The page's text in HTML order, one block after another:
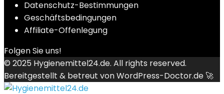
Datenschutz-Bestimmungen
Geschäftsbedingungen
Affiliate-Offenlegung
Folgen Sie uns!
© 2025 Hygienemittel24.de. All rights reserved.
Bereitgestellt & betreut vonWordPress-Doctor.de 🚀